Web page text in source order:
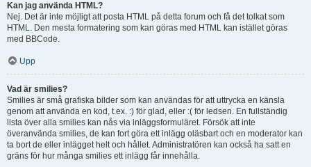
Kan jag använda HTML?
Nej. Det är inte möjligt att posta HTML på detta forum och få det tolkat som
HTML. Den mesta formatering som kan göras med HTML kan istället göras
med BBCode.
Upp
Vad är smilies?
Smilies är små grafiska bilder som kan användas för att uttrycka en känsla
genom att använda en kod, t.ex. :) för glad, eller :( för ledsen. En fullständig
lista över alla smilies kan nås via inläggsformuläret. Försök att inte
överanvända smilies, de kan fort göra ett inlägg oläsbart och en moderator kan
ta bort de eller inlägget helt och hållet. Administratören kan också ha satt en
gräns för hur många smilies ett inlägg får innehålla.